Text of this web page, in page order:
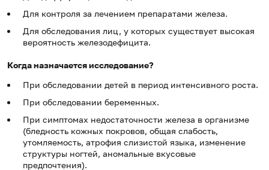
Для контроля за лечением препаратами железа.
Для обследования лиц, у которых существует высокая
вероятность железодефицита.
Когда назначается исследование?
При обследовании детей в период интенсивного роста.
При обследовании беременных.
При симптомах недостаточности железа в организме
(бледность кожных покровов, общая слабость,
утомляемость, атрофия слизистой языка, изменение
структуры ногтей, аномальные вкусовые
предпочтения).